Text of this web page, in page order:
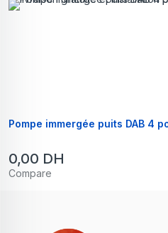
Pompe immergée puits DAB 4
0,00 DH
Compare